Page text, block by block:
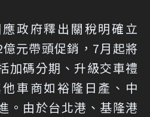
政府釋出關稅明確立
元帶頭促銷，7月起將
加碼分期、升級交車禮
車商如裕隆日產、中
。由於台北港、基隆港